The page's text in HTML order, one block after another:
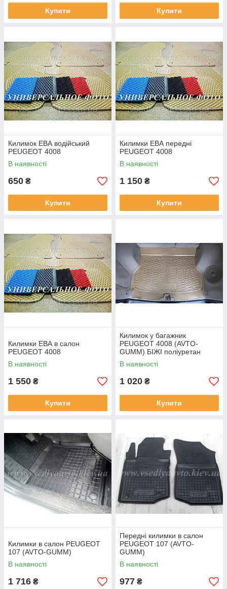
Купити Купити
Килимок ЕВА водійський
PEUGEOT 4008
В наявності
650 ₴
Купити
Килимки ЕВА передні
PEUGEOT 4008
В наявності
1 150 ₴
Купити
Килимки ЕВА в салон
PEUGEOT 4008
В наявності
1 550 ₴
Купити
Килимок у багажник
PEUGEOT 4008 (AVTO-
GUMM) БІЖІ поліуретан
В наявності
1 020 ₴
Купити
Килимки в салон PEUGEOT
107 (AVTO-GUMM)
В наявності
1 716 ₴
Передні килимки в салон
PEUGEOT 107 (AVTO-
GUMM)
В наявності
977 ₴